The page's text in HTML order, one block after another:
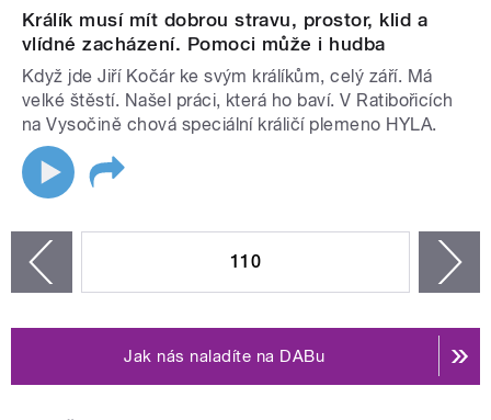
Králík musí mít dobrou stravu, prostor, klid a
vlídné zacházení. Pomoci může i hudba
Když jde Jiří Kočár ke svým králíkům, celý září. Má
velké štěstí. Našel práci, která ho baví. V Ratibořicích
na Vysočině chová speciální králičí plemeno HYLA.
110
Jak nás naladíte na DABu